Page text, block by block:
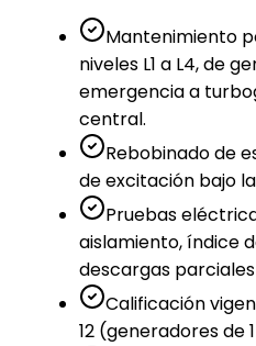
Mantenimiento
niveles L1 a L4, de
emergencia a
central.
Rebobinado de
de excitación bajo la
Pruebas
aislamiento, índice
descargas
Calificación
12 (generadores de